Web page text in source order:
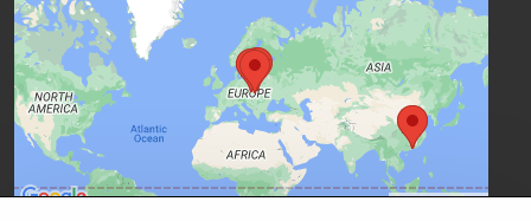
Externí obsah je blokován Volbami
soukromí
Přejete si načíst externí obsah?
Povolit a zapamatovat - souhlas s druhem cookie:
Funkční